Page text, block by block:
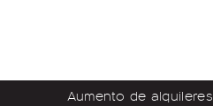
Aumento de alquileres